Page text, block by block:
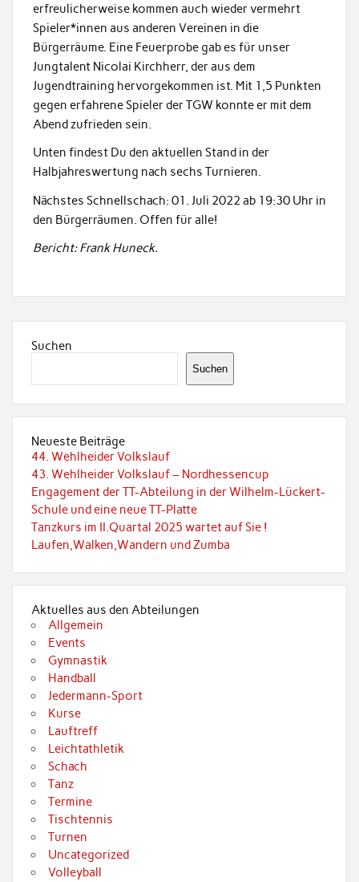
erfreulicherweise kommen auch wieder vermehrt
Spieler*innen aus anderen Vereinen in die
Bürgerräume. Eine Feuerprobe gab es für unser
Jungtalent Nicolai Kirchherr, der aus dem
Jugendtraining hervorgekommen ist. Mit 1,5 Punkten
gegen erfahrene Spieler der TGW konnte er mit dem
Abend zufrieden sein.
Unten findest Du den aktuellen Stand in der
Halbjahreswertung nach sechs Turnieren.
Nächstes Schnellschach: 01. Juli 2022 ab 19:30 Uhr in
den Bürgerräumen. Offen für alle!
Bericht: Frank Huneck.
Suchen
Suchen
Neueste Beiträge
44. Wehlheider Volkslauf
43. Wehlheider Volkslauf – Nordhessencup
Engagement der TT-Abteilung in der Wilhelm-Lückert-
Schule und eine neue TT-Platte
Tanzkurs im II.Quartal 2025 wartet auf Sie !
Laufen,Walken,Wandern und Zumba
Aktuelles aus den Abteilungen
Allgemein
Events
Gymnastik
Handball
Jedermann-Sport
Kurse
Lauftreff
Leichtathletik
Schach
Tanz
Termine
Tischtennis
Turnen
Uncategorized
Volleyball